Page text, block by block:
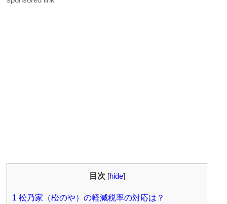
目次 [hide]
1 松乃家（松のや）の軽減税率の対応は？